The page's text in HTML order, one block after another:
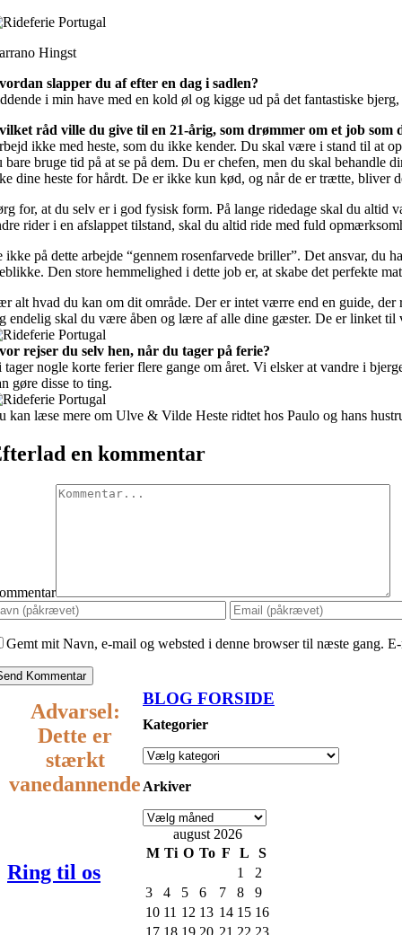
Hingst
slapper du af efter en dag i sadlen?
i min have med en kold øl og kigge ud på det fantastiske
råd ville du give til en 21-årig, som drømmer om et job som
ikke med heste, som du ikke kender. Du skal være i stand til at
bare bruge tid på at se på dem. Du er chefen, men du skal
dine heste for hårdt. De er ikke kun kød, og når de er trætte, bliver
for, at du selv er i god fysisk form. På lange ridedage skal du
rider i en afslappet tilstand, skal du altid ride med fuld
ikke på dette arbejde “gennem rosenfarvede briller”. Det ansvar,
Den store hemmelighed i dette job er, at skabe det perfekte
alt hvad du kan om dit område. Der er intet værre end en guide,
endelig skal du være åben og lære af alle dine gæster. De er linket til
rejser du selv hen, når du tager på ferie?
tager nogle korte ferier flere gange om året. Vi elsker at vandre i
gøre disse to ting.
kan læse mere om Ulve & Vilde Heste ridtet hos Paulo og hans
en kommentar
Gemt mit Navn, e-mail og websted i denne browser til næste gang.
BLOG FORSIDE
Kategorier
Arkiver
august 2026
M Ti O To F L
S
1
2
3
4 5 6 7 8
9
10 11 12 13 14 15 16
17 18 19 20 21 22 23
Advarsel:
Dette er
stærkt
vanedannende
Ring til os